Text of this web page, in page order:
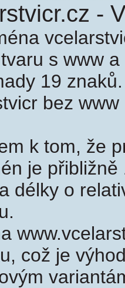
-
s www
19
bez
k tom, že
je
délky o
což je